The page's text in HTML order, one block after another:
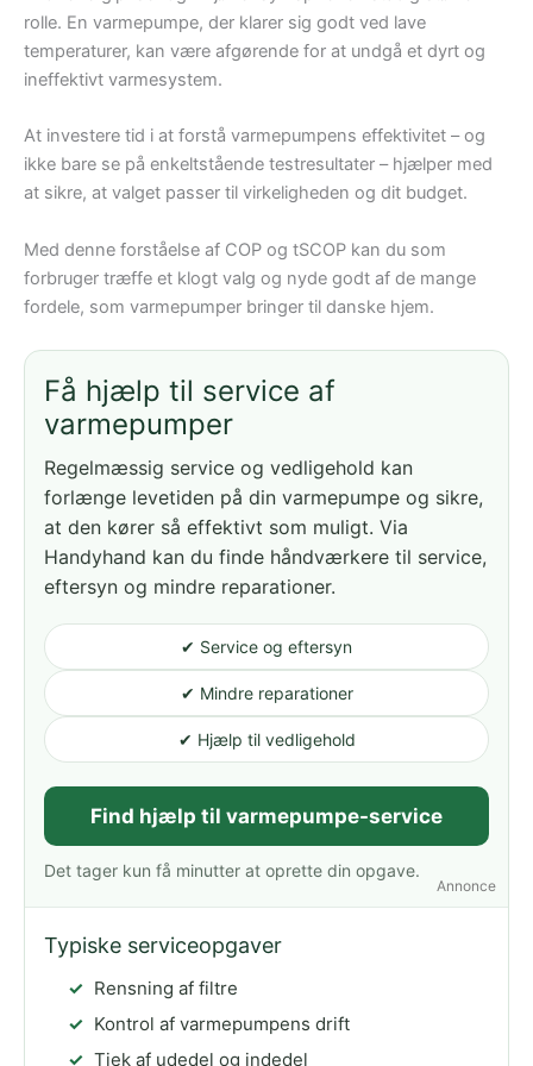
rolle. En varmepumpe, der klarer sig godt ved lave
temperaturer, kan være afgørende for at undgå et dyrt og
ineffektivt varmesystem.
At investere tid i at forstå varmepumpens effektivitet – og
ikke bare se på enkeltstående testresultater – hjælper med
at sikre, at valget passer til virkeligheden og dit budget.
Med denne forståelse af COP og tSCOP kan du som
forbruger træffe et klogt valg og nyde godt af de mange
fordele, som varmepumper bringer til danske hjem.
Annonce
Få hjælp til service af
varmepumper
Regelmæssig service og vedligehold kan
forlænge levetiden på din varmepumpe og sikre,
at den kører så effektivt som muligt. Via
Handyhand kan du finde håndværkere til service,
eftersyn og mindre reparationer.
✔ Service og eftersyn
✔ Mindre reparationer
✔ Hjælp til vedligehold
Find hjælp til varmepumpe-service
Det tager kun få minutter at oprette din opgave.
Typiske serviceopgaver
Rensning af filtre
Kontrol af varmepumpens drift
Tjek af udedel og indedel